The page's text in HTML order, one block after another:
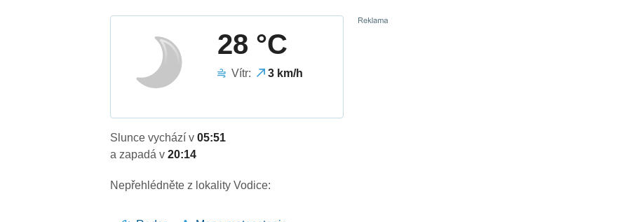
28 °C
Vítr: 3 km/h
Slunce vychází v05:51
a zapadá v20:14
Nepřehlédněte z lokality Vodice: